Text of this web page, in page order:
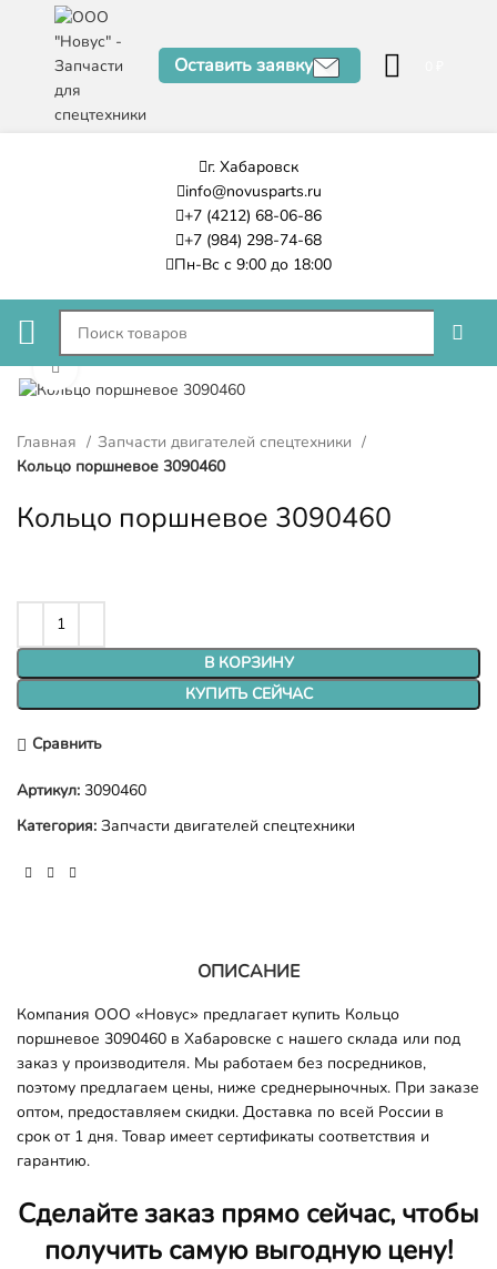
Оставить заявку
г. Хабаровск
info@novusparts.ru
+7 (4212) 68-06-86
+7 (984) 298-74-68
Пн-Вс с 9:00 до 18:00
Нажмите, чтобы увеличить
Главная
Запчасти двигателей спецтехники
Кольцо поршневое 3090460
Кольцо поршневое 3090460
В КОРЗИНУ
КУПИТЬ СЕЙЧАС
Сравнить
Артикул: 3090460
Категория: Запчасти двигателей спецтехники
ОПИСАНИЕ
Компания ООО «Новус» предлагает купить Кольцо
поршневое 3090460 в Хабаровске с нашего склада или под
заказ у производителя. Мы работаем без посредников,
поэтому предлагаем цены, ниже среднерыночных. При заказе
оптом, предоставляем скидки. Доставка по всей России в
срок от 1 дня. Товар имеет сертификаты соответствия и
гарантию.
Сделайте заказ прямо сейчас, чтобы
получить самую выгодную цену!